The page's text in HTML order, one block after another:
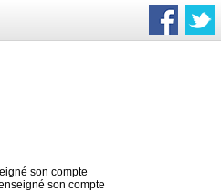
son compte
son compte